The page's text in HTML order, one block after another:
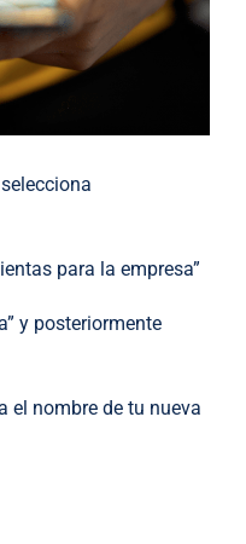
para la empresa”
y posteriormente
el nombre de tu nueva